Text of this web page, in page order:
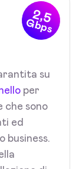
2,5
Gbps
su
per
che sono
ed
business.